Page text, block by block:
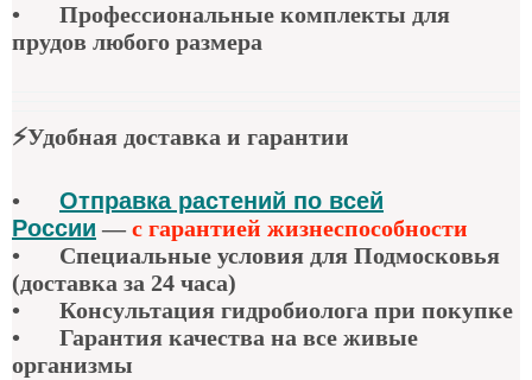
•
Профессиональные комплекты для
прудов любого размера
⚡Удобная доставка и гарантии
•
Отправка растений по всей
России —с гарантией жизнеспособности
•
Специальные условия для Подмосковья
(доставка за 24 часа)
•
Консультация гидробиолога при покупке
•
Гарантия качества на все живые
организмы